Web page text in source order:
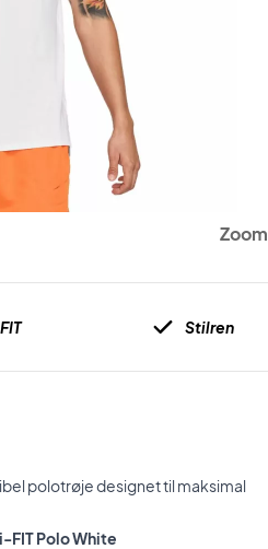
Zoom
Stilren
polotrøje designet til maksimal
FIT Polo White